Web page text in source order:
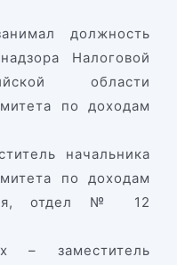
должность
Налоговой
области
по доходам
начальника
по доходам
отдел № 12
– заместитель